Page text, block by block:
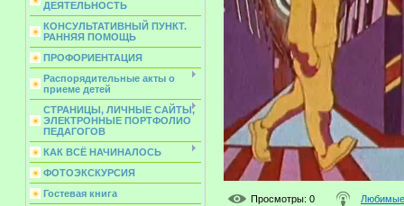
ДЕЯТЕЛЬНОСТЬ
КОНСУЛЬТАТИВНЫЙ ПУНКТ.
РАННЯЯ ПОМОЩЬ
ПРОФОРИЕНТАЦИЯ
Распорядительные акты о
приеме детей
СТРАНИЦЫ, ЛИЧНЫЕ САЙТЫ,
ЭЛЕКТРОННЫЕ ПОРТФОЛИО
ПЕДАГОГОВ
КАК ВСЁ НАЧИНАЛОСЬ
ФОТОЭКСКУРСИЯ
Гостевая книга
Просмотры: 0 Любимые